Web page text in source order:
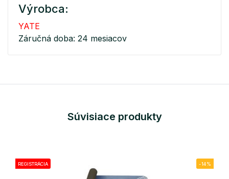
Výrobca:
YATE
Záručná doba: 24 mesiacov
Súvisiace produkty
REGISTRÁCIA -14%